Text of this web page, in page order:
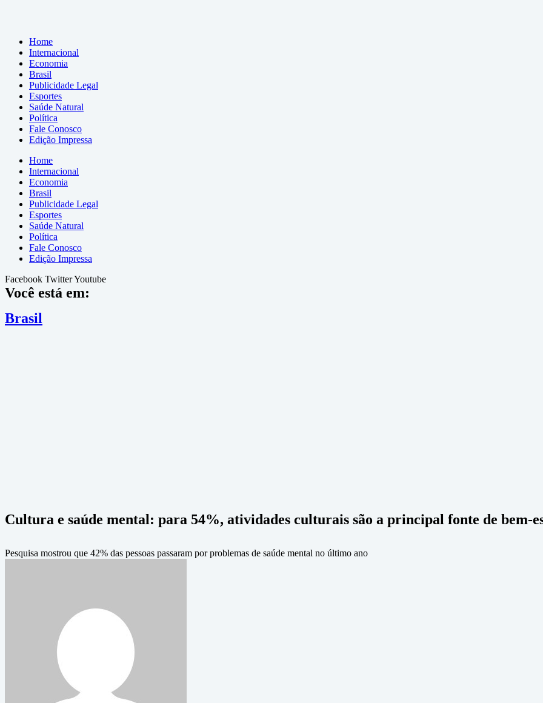
Home
Internacional
Economia
Brasil
Publicidade Legal
Esportes
Saúde Natural
Política
Fale Conosco
Edição Impressa
Home
Internacional
Economia
Brasil
Publicidade Legal
Esportes
Saúde Natural
Política
Fale Conosco
Edição Impressa
Facebook TwitterYoutube
Você está em:
Brasil
Cultura e saúde mental: para 54%, atividades culturais são a principal fonte de bem-
Pesquisa mostrou que 42% das pessoas passaram por problemas de saúde mental no último ano